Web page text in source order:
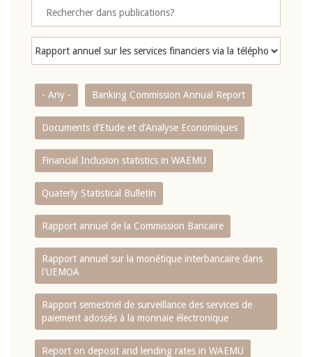
- Any - Banking Commission Annual Report
Documents d’Etude et d’Analyse Economiques
Financial Inclusion statistics in WAEMU
Quaterly Statistical Bulletin
Rapport annuel de la Commission Bancaire
Rapport annuel sur la monétique interbancaire dans
l'UEMOA
Rapport semestriel de surveillance des services de
paiement adossés à la monnaie électronique
Report on deposit and lending rates in WAEMU